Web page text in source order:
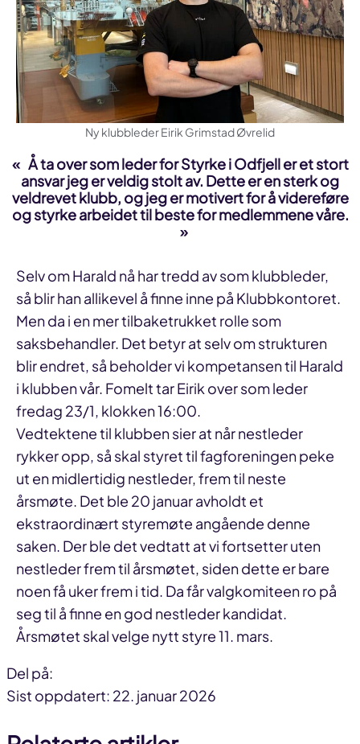
Ny klubbleder Eirik Grimstad Øvrelid
Å ta over som leder for Styrke i Odfjell er et stort
ansvar jeg er veldig stolt av. Dette er en sterk og
veldrevet klubb, og jeg er motivert for å videreføre
og styrke arbeidet til beste for medlemmene våre.
Selv om Harald nå har tredd av som klubbleder,
så blir han allikevel å finne inne på Klubbkontoret.
Men da i en mer tilbaketrukket rolle som
saksbehandler. Det betyr at selv om strukturen
blir endret, så beholder vi kompetansen til Harald
i klubben vår. Fomelt tar Eirik over som leder
fredag 23/1, klokken 16:00.
Vedtektene til klubben sier at når nestleder
rykker opp, så skal styret til fagforeningen peke
ut en midlertidig nestleder, frem til neste
årsmøte. Det ble 20 januar avholdt et
ekstraordinært styremøte angående denne
saken. Der ble det vedtatt at vi fortsetter uten
nestleder frem til årsmøtet, siden dette er bare
noen få uker frem i tid. Da får valgkomiteen ro på
seg til å finne en god nestleder kandidat.
Årsmøtet skal velge nytt styre 11. mars.
Del på:
Del
facebook
Del
linkedin
Del
Sist oppdatert: 22. januar 2026